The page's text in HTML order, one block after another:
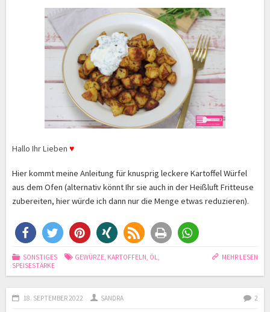
Hallo Ihr Lieben ♥
Hier kommt meine Anleitung für knusprig leckere Kartoffel Würfel
aus dem Ofen (alternativ könnt Ihr sie auch in der Heißluft Fritteuse
zubereiten, hier würde ich dann nur die Menge etwas reduzieren).
MEHR LESEN
SONSTIGES GEWÜRZE, KARTOFFELN, ÖL,
SPEISESTÄRKE
18. SEPTEMBER 2022 SANDRA 2